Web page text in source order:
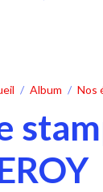
Album Nos